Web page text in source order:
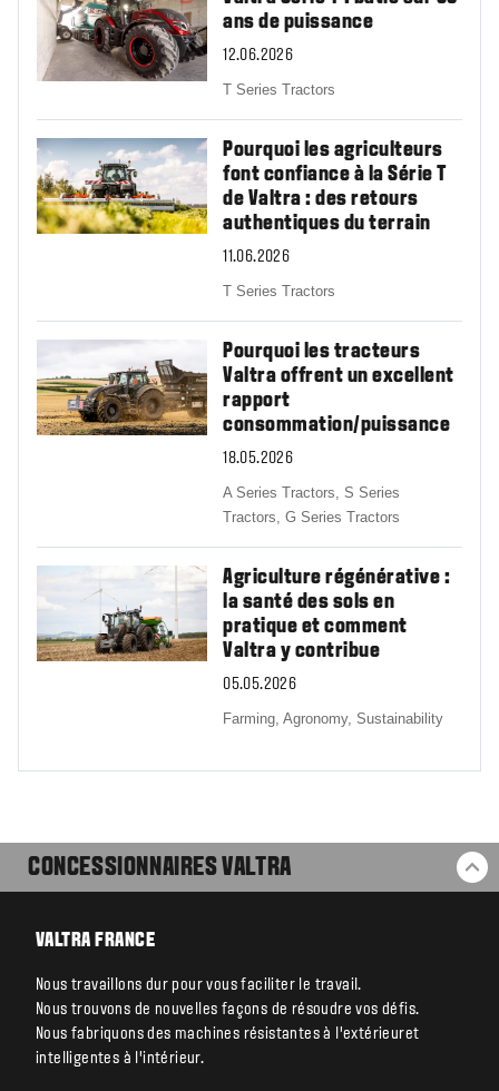
ans de puissance
12.06.2026
T Series Tractors
Pourquoi les agriculteurs
font confiance à la Série T
de Valtra : des retours
authentiques du terrain
11.06.2026
T Series Tractors
Pourquoi les tracteurs
Valtra offrent un excellent
rapport
consommation/puissance
18.05.2026
A Series Tractors,S Series
Tractors,G Series Tractors
Agriculture régénérative :
la santé des sols en
pratique et comment
Valtra y contribue
05.05.2026
Farming,Agronomy,Sustainability
CONCESSIONNAIRES VALTRA
VALTRA FRANCE
Nous travaillons dur pour vous faciliter le travail.
Nous trouvons de nouvelles façons de résoudre vos défis.
Nous fabriquons des machines résistantes à l’extérieuret
intelligentes à l’intérieur.